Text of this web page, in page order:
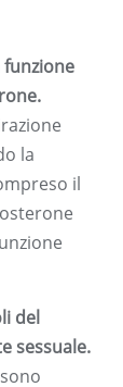
la
il
del
sessuale.